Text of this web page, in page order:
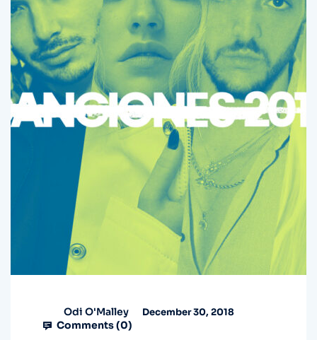
Odi O'Malley December 30, 2018
Comments (0)